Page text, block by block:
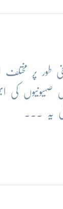
پر مختلف
صہیونیوں کی
یہ ...